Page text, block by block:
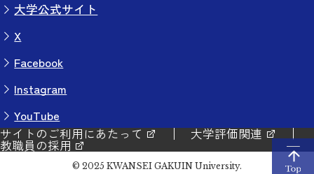
大学公式サイト
X
Facebook
Instagram
YouTube
サイトのご利用にあたって
大学評価関連
教職員の採用
© 2025 KWANSEI GAKUIN University.